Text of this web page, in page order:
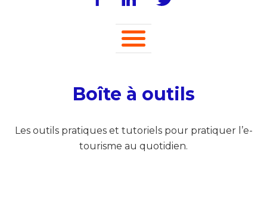
Boîte à outils
Les outils pratiques et tutoriels pour pratiquer l’e-
tourisme au quotidien.